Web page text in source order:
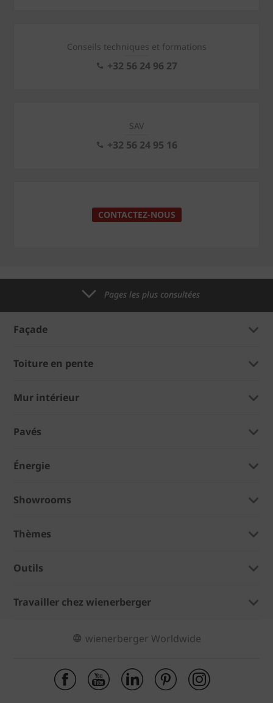
Conseils techniques et formations
+32 56 24 96 27
SAV
+32 56 24 95 16
CONTACTEZ-NOUS
Pages les plus consultées
Façade
Toiture en pente
Mur intérieur
Pavés
Énergie
Showrooms
Thèmes
Outils
Travailler chez wienerberger
wienerberger Worldwide